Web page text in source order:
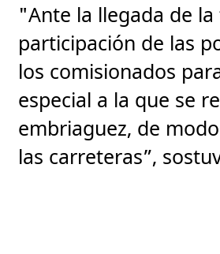
"Ante la llegada de
participación de las
los comisionados
especial a la que se
embriaguez, de
las carreteras”,